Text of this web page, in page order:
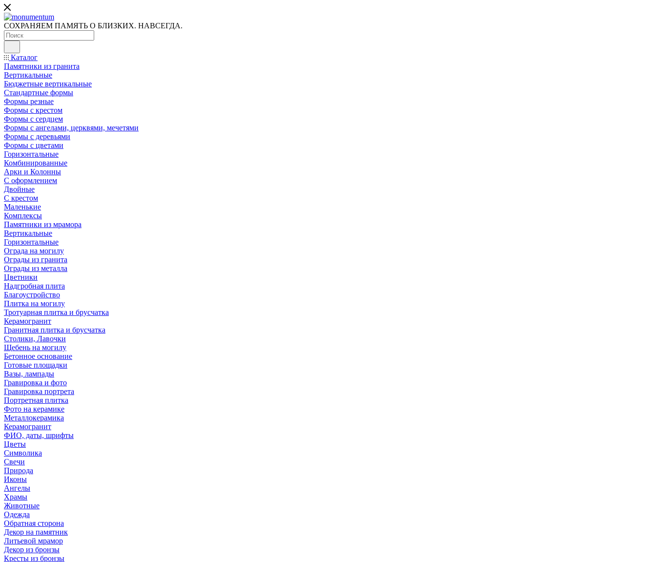
СОХРАНЯЕМ ПАМЯТЬ О БЛИЗКИХ. НАВСЕГДА.
Каталог
Памятники из гранита
Вертикальные
Бюджетные вертикальные
Стандартные формы
Формы резные
Формы с крестом
Формы с сердцем
Формы с ангелами, церквями, мечетями
Формы с деревьями
Формы с цветами
Горизонтальные
Комбинированные
Арки и Колонны
С оформлением
Двойные
С крестом
Маленькие
Комплексы
Памятники из мрамора
Вертикальные
Горизонтальные
Ограда на могилу
Ограды из гранита
Ограды из металла
Цветники
Надгробная плита
Благоустройство
Плитка на могилу
Тротуарная плитка и брусчатка
Керамогранит
Гранитная плитка и брусчатка
Столики, Лавочки
Щебень на могилу
Бетонное основание
Готовые площадки
Вазы, лампады
Гравировка и фото
Гравировка портрета
Портретная плитка
Фото на керамике
Металлокерамика
Керамогранит
ФИО, даты, шрифты
Цветы
Символика
Свечи
Природа
Иконы
Ангелы
Храмы
Животные
Одежда
Обратная сторона
Декор на памятник
Литьевой мрамор
Декор из бронзы
Кресты из бронзы